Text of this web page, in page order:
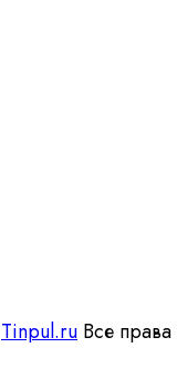
Tinpul.ru Все